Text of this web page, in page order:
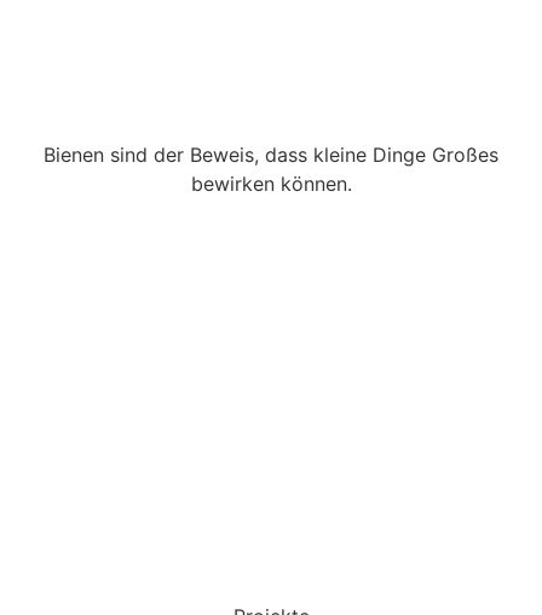
Bienen sind der Beweis, dass kleine Dinge Großes
bewirken können.